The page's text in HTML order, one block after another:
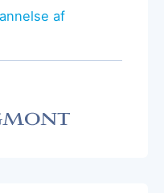
af